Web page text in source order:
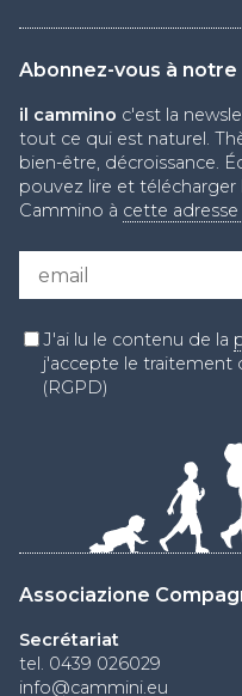
Associazione
Secrétariat
tel. 0439 026029
info@cammini.eu
Abonnez-vous à
il cammino c'est la
tout ce qui est naturel.
bien-être, décroissance.
pouvez lire et télécharger
Cammino à cette adresse
J'ai lu le contenu de la
j'accepte le traitement
(RGPD)